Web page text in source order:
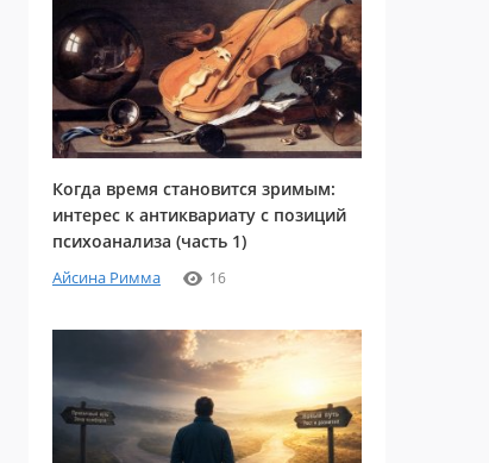
Когда время становится зримым:
интерес к антиквариату с позиций
психоанализа (часть 1)
Айсина Римма 16